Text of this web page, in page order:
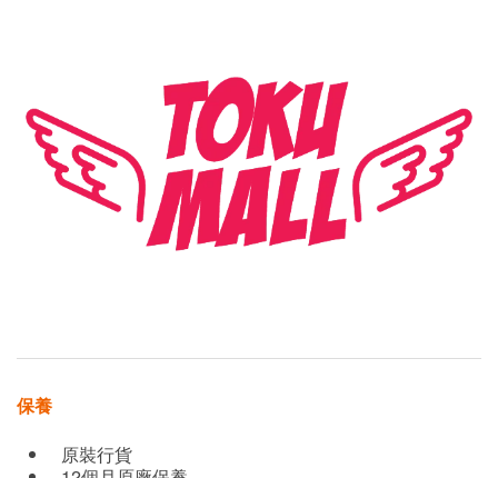
保養
原裝行貨